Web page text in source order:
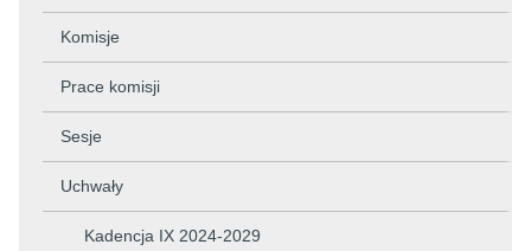
Komisje
Prace komisji
Sesje
Uchwały
Kadencja IX 2024-2029